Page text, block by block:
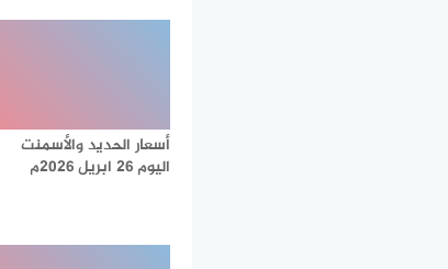
أسعار الحديد والأسمنت
اليوم 26 ابريل 2026م